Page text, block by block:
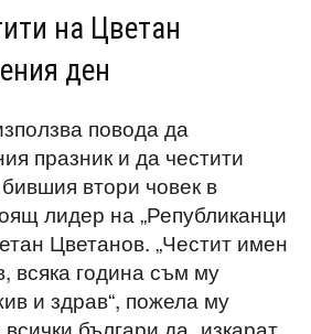
на Цветан
ден
повода да
празник и да честити
втори човек в
лидер на „Републиканци
Цветанов. „Честит имен
всяка година съм му
и здрав“, пожела му